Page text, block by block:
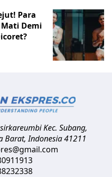
Para
Demi
Kec. Subang,
Barat,Indonesia41211